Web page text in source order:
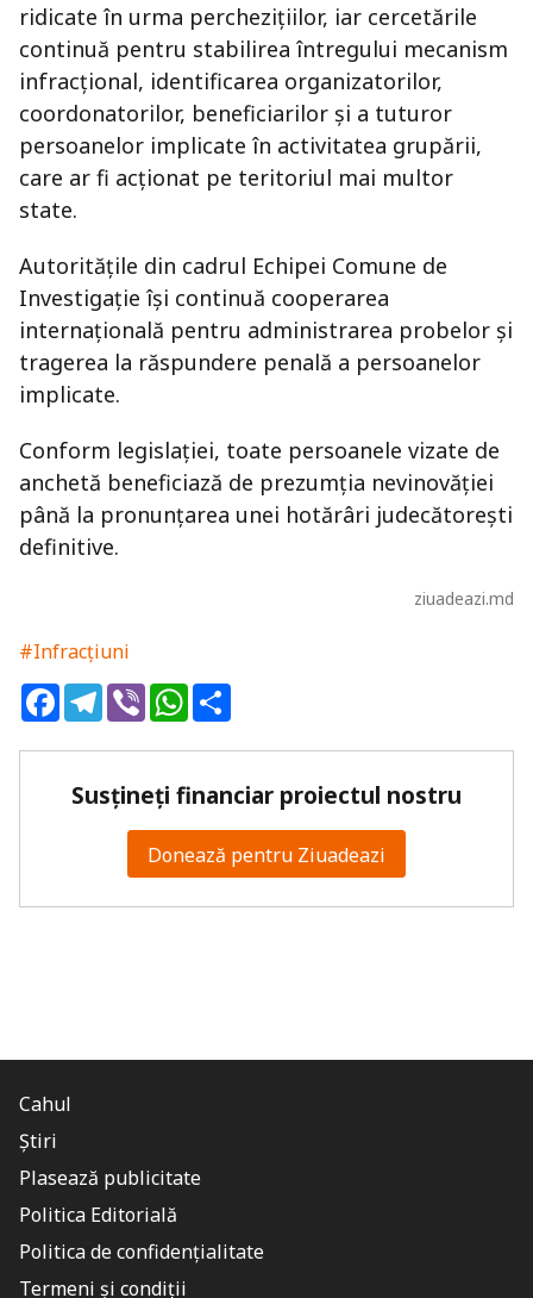
ridicate în urma perchezițiilor, iar cercetările
continuă pentru stabilirea întregului mecanism
infracțional, identificarea organizatorilor,
coordonatorilor, beneficiarilor și a tuturor
persoanelor implicate în activitatea grupării,
care ar fi acționat pe teritoriul mai multor
state.
Autoritățile din cadrul Echipei Comune de
Investigație își continuă cooperarea
internațională pentru administrarea probelor și
tragerea la răspundere penală a persoanelor
implicate.
Conform legislației, toate persoanele vizate de
anchetă beneficiază de prezumția nevinovăției
până la pronunțarea unei hotărâri judecătorești
definitive.
ziuadeazi.md
#Infracțiuni
FacebookTelegram
ViberWhatsApp
Susțineți financiar proiectul nostru
Donează pentru Ziuadeazi
Cahul
Știri
Plasează publicitate
Politica Editorială
Politica de confidențialitate
Termeni și condiții